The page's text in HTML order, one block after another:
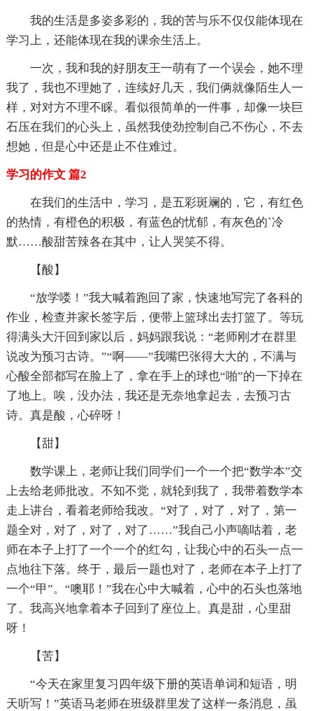
我的生活是多姿多彩的，我的苦与乐不仅仅能体现在
学习上，还能体现在我的课余生活上。
一次，我和我的好朋友王一萌有了一个误会，她不理
我了，我也不理她了，连续好几天，我们俩就像陌生人一
样，对对方不理不睬。看似很简单的一件事，却像一块巨
石压在我们的心头上，虽然我使劲控制自己不伤心，不去
想她，但是心中还是止不住难过。
学习的作文 篇2
在我们的生活中，学习，是五彩斑斓的，它，有红色
的热情，有橙色的积极，有蓝色的忧郁，有灰色的`冷
默……酸甜苦辣各在其中，让人哭笑不得。
【酸】
“放学喽！”我大喊着跑回了家，快速地写完了各科的
作业，检查并家长签字后，便带上篮球出去打篮了。等玩
得满头大汗回到家以后，妈妈跟我说：“老师刚才在群里
说改为预习古诗。”“啊——”我嘴巴张得大大的，不满与
心酸全部都写在脸上了，拿在手上的球也“啪”的一下掉在
了地上。唉，没办法，我还是无奈地拿起去，去预习古
诗。真是酸，心碎呀！
【甜】
数学课上，老师让我们同学们一个一个把“数学本”交
上去给老师批改。不知不觉，就轮到我了，我带着数学本
走上讲台，看着老师给我改。“对了，对了，对了，第一
题全对，对了，对了，对了……”我自己小声嘀咕着，老
师在本子上打了一个一个的红勾，让我心中的石头一点一
点地往下落。终于，最后一题也对了，老师在本子上打了
一个“甲”。“噢耶！”我在心中大喊着，心中的石头也落地
了。我高兴地拿着本子回到了座位上。真是甜，心里甜
呀！
【苦】
“今天在家里复习四年级下册的英语单词和短语，明
天听写！”英语马老师在班级群里发了这样一条消息，虽